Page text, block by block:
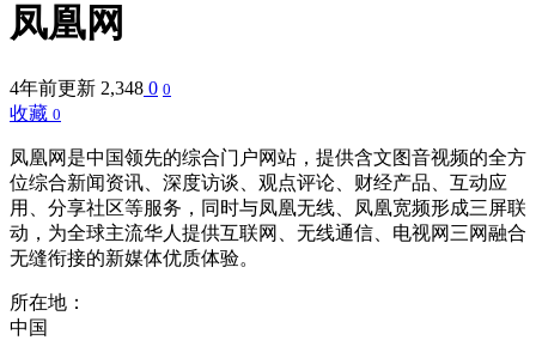
凤凰网
4年前更新 2,348 0 0
收藏 0
凤凰网是中国领先的综合门户网站，提供含文图音视频的全方
位综合新闻资讯、深度访谈、观点评论、财经产品、互动应
用、分享社区等服务，同时与凤凰无线、凤凰宽频形成三屏联
动，为全球主流华人提供互联网、无线通信、电视网三网融合
无缝衔接的新媒体优质体验。
所在地：
中国